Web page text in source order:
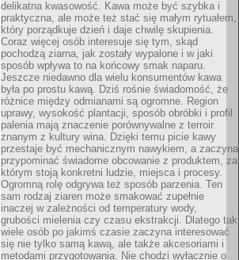
delikatna kwasowość. Kawa może być szybka i
praktyczna, ale może też stać się małym rytuałem,
który porządkuje dzień i daje chwilę skupienia.
Coraz więcej osób interesuje się tym, skąd
pochodzą ziarna, jak zostały wypalone i w jaki
sposób wpływa to na końcowy smak naparu.
Jeszcze niedawno dla wielu konsumentów kawa
była po prostu kawą. Dziś rośnie świadomość, że
różnice między odmianami są ogromne. Region
uprawy, wysokość plantacji, sposób obróbki i profil
palenia mają znaczenie porównywalne z terroir
znanym z kultury wina. Dzięki temu picie kawy
przestaje być mechanicznym nawykiem, a zaczyna
przypominać świadome obcowanie z produktem, za
którym stoją konkretni ludzie, miejsca i procesy.
Ogromną rolę odgrywa też sposób parzenia. Ten
sam rodzaj ziaren może smakować zupełnie
inaczej w zależności od temperatury wody,
grubości mielenia czy czasu ekstrakcji. Dlatego tak
wiele osób po jakimś czasie zaczyna interesować
się nie tylko samą kawą, ale także akcesoriami i
metodami przygotowania. Nie chodzi wyłącznie o